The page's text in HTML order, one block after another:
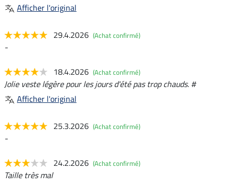
Afficher l'original
29.4.2026 (Achat confirmé)
-
18.4.2026 (Achat confirmé)
Jolie veste légère pour les jours d'été pas trop chauds. #
Afficher l'original
25.3.2026 (Achat confirmé)
-
24.2.2026 (Achat confirmé)
Taille très mal